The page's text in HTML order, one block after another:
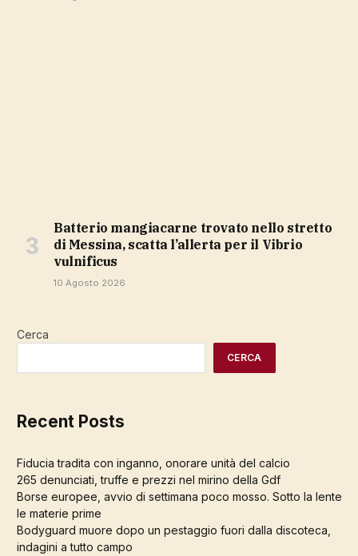
Batterio mangiacarne trovato nello stretto
di Messina, scatta l’allerta per il Vibrio
vulnificus
10 Agosto 2026
Cerca
CERCA
Recent Posts
Fiducia tradita con inganno, onorare unità del calcio
265 denunciati, truffe e prezzi nel mirino della Gdf
Borse europee, avvio di settimana poco mosso. Sotto la lente
le materie prime
Bodyguard muore dopo un pestaggio fuori dalla discoteca,
indagini a tutto campo